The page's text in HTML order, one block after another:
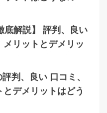
底解説】 評判、良い
リットとデメリッ
判、良い 口コミ、
デメリットはどう